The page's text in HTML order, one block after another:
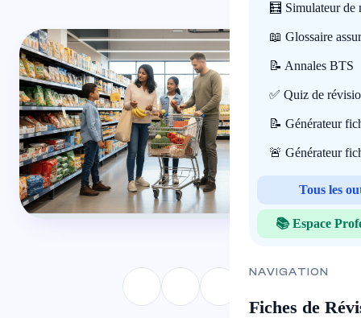
🧮 Simulateur de
📖 Glossaire
📝 Annales BTS
✅ Quiz de
📝 Générateur
🚨 Générateur
Tous les
📚 Espace
NAVIGATION
Fiches de